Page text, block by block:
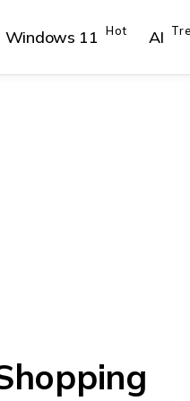
Windows 11 Hot AI